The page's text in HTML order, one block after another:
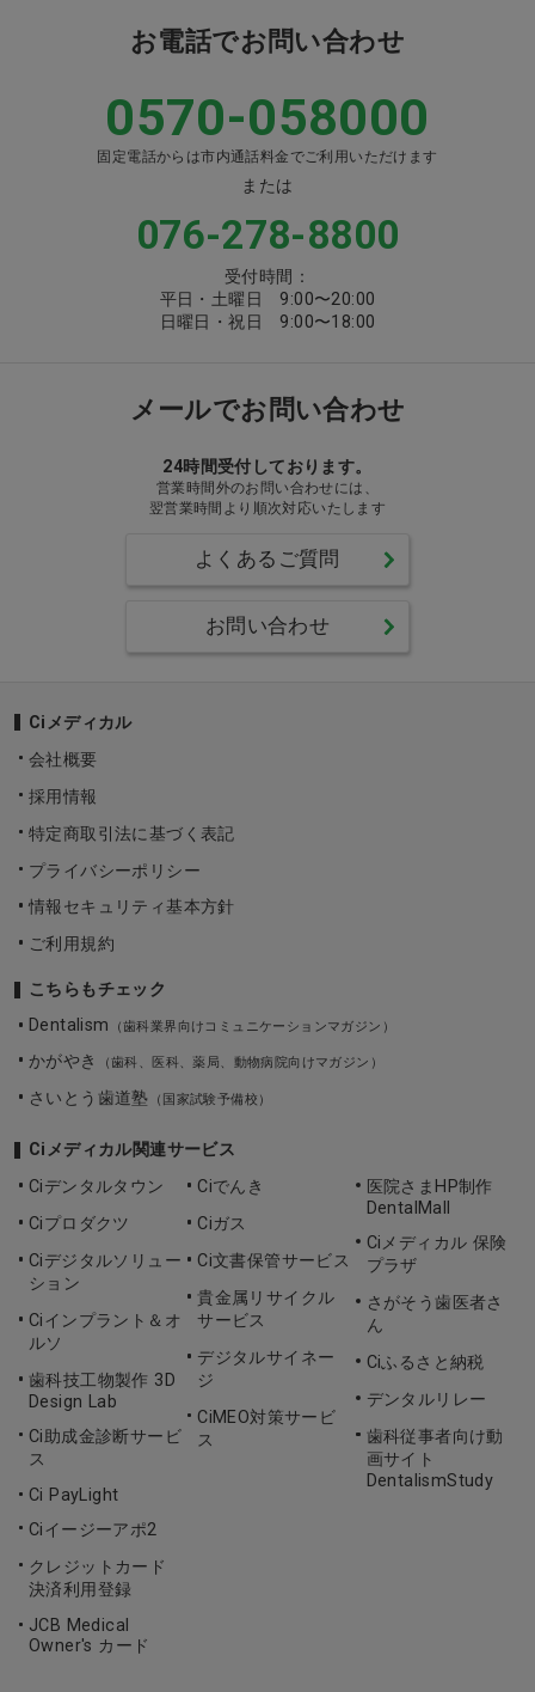
お電話でお問い合わせ
0570-058000
固定電話からは市内通話料金でご利用いただけます
または
076-278-8800
受付時間：
平日・土曜日 9:00〜20:00
日曜日・祝日 9:00〜18:00
メールでお問い合わせ
24時間受付しております。
営業時間外のお問い合わせには、
翌営業時間より順次対応いたします
よくあるご質問
お問い合わせ
Ciメディカル
会社概要
採用情報
特定商取引法に基づく表記
プライバシーポリシー
情報セキュリティ基本方針
ご利用規約
こちらもチェック
Dentalism
（歯科業界向けコミュニケーションマガジン）
かがやき （歯科、医科、薬局、動物病院向けマガジン）
さいとう歯道塾 （国家試験予備校）
Ciメディカル関連サービス
Ciデンタルタウン
Ciプロダクツ
Ciデジタルソリュー
ション
Ciインプラント＆オ
ルソ
歯科技工物製作 3D
Design Lab
Ci助成金診断サービ
ス
Ci PayLight
Ciイージーアポ2
クレジットカード
決済利用登録
JCB Medical
Owner's カード
Ciでんき
Ciガス
Ci文書保管サービス
貴金属リサイクル
サービス
デジタルサイネー
ジ
CiMEO対策サービ
ス
医院さまHP制作
DentalMall
Ciメディカル 保険
プラザ
さがそう歯医者さ
ん
Ciふるさと納税
デンタルリレー
歯科従事者向け動
画サイト
DentalismStudy